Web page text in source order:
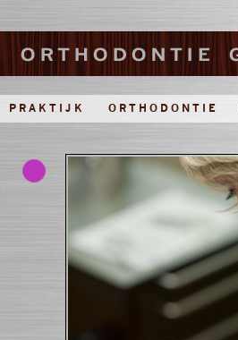
PRAKTIJK ORTHODONTIE